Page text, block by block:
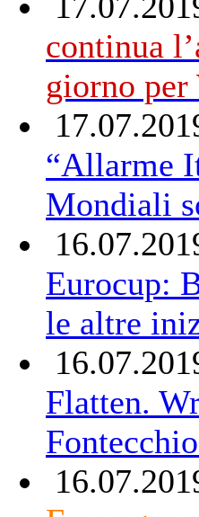
continua
giorno
“Allarme
Mondiali
Eurocup:
le altre
Flatten.